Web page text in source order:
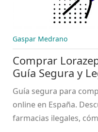
Gaspar Medrano
Comprar
Guía Segura y
Guía segura para
online en España.
farmacias ilegales,